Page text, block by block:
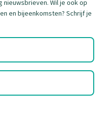
Wil je ook op
en bijeenkomsten? Schrijf je